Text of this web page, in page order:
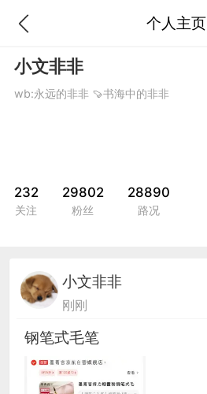
个人主页
小文非非
wb:永远的非非 🍠书海中的非非
232
关注
29802
粉丝
28890
路况
小文非非
刚刚
钢笔式毛笔